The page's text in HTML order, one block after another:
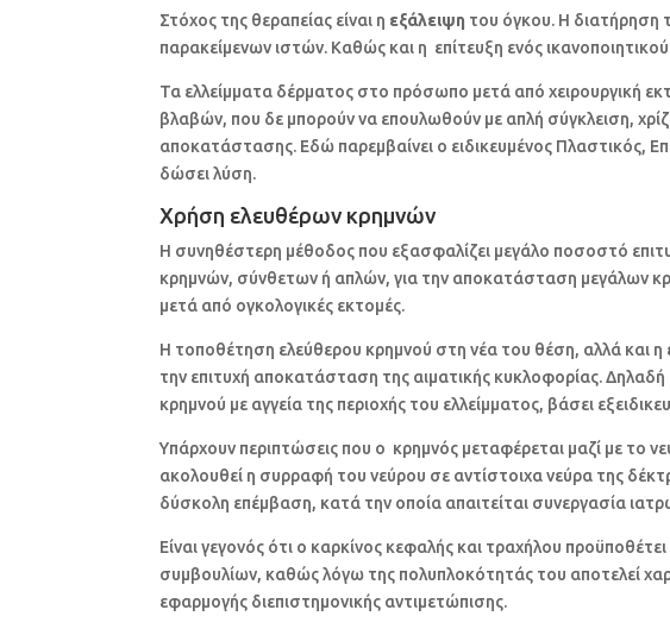
Στόχος της θεραπείας είναι η εξάλειψη του όγκου. Η διατήρηση
παρακείμενων ιστών. Καθώς και η επίτευξη ενός
Τα ελλείμματα δέρματος στο πρόσωπο μετά από χειρουργική
βλαβών, που δε μπορούν να επουλωθούν με απλή σύγκλειση,
αποκατάστασης. Εδώ παρεμβαίνει ο ειδικευμένος Πλαστικός,
δώσει λύση.
Χρήση ελευθέρων κρημνών
Η συνηθέστερη μέθοδος που εξασφαλίζει μεγάλο ποσοστό
κρημνών, σύνθετων ή απλών, για την αποκατάσταση μεγάλων
μετά από ογκολογικές εκτομές.
Η τοποθέτηση ελεύθερου κρημνού στη νέα του θέση, αλλά και η
την επιτυχή αποκατάσταση της αιματικής κυκλοφορίας.
κρημνού με αγγεία της περιοχής του ελλείμματος, βάσει
Υπάρχουν περιπτώσεις που ο κρημνός μεταφέρεται μαζί με το
ακολουθεί η συρραφή του νεύρου σε αντίστοιχα νεύρα της
δύσκολη επέμβαση, κατά την οποία απαιτείται συνεργασία
Είναι γεγονός ότι ο καρκίνος κεφαλής και τραχήλου
συμβουλίων, καθώς λόγω της πολυπλοκότητάς του αποτελεί
εφαρμογής διεπιστημονικής αντιμετώπισης.